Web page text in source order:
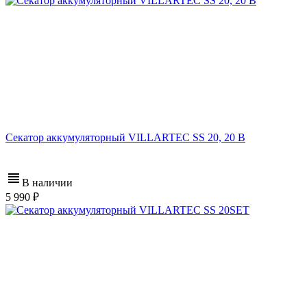
Секатор аккумуляторный VILLARTEC SS 20, 20 В
В наличии
5 990